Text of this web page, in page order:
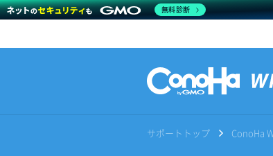
サポートトップ ConoHa
無料診断